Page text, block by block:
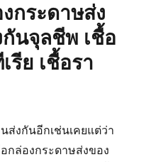
กระเป๋า
เครื่อง
สำอาง
กับ
วิธี
กลิ่น
หอม
กระดาษส่ง
นจุลชีพ เชื้อ
รีย เชื้อรา
ส่งกันอีกเช่นเคยแต่ว่า
กล่องกระดาษส่งของ